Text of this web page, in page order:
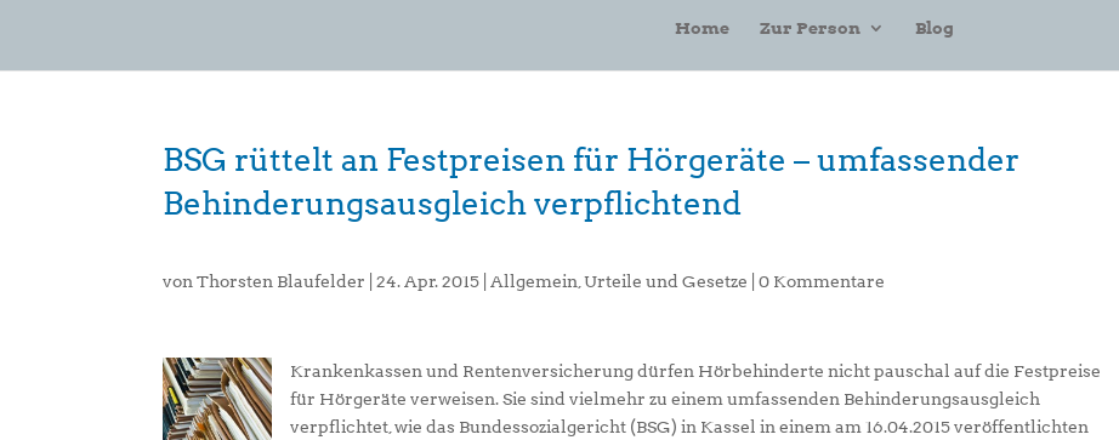
Home Zur Person Blog
BSG rüttelt an Festpreisen für Hörgeräte – umfassender
Behinderungsausgleich verpflichtend
vonThorsten Blaufelder |24. Apr. 2015 Allgemein ,Urteile und Gesetze |0 Kommentare
Krankenkassen und Rentenversicherung dürfen Hörbehinderte nicht pauschal auf die Festpreise
für Hörgeräte verweisen. Sie sind vielmehr zu einem umfassenden Behinderungsausgleich
verpflichtet, wie das Bundessozialgericht (BSG) in Kassel in einem am 16.04.2015 veröffentlichten